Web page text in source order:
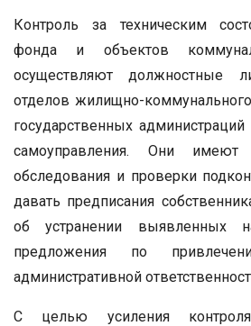
Контроль за техническим
фонда и объектов
осуществляют должностные
отделов жилищно-
государственных
самоуправления. Они имеют
обследования и проверки
давать предписания
об устранении выявленных
предложения по
административной
С целью усиления